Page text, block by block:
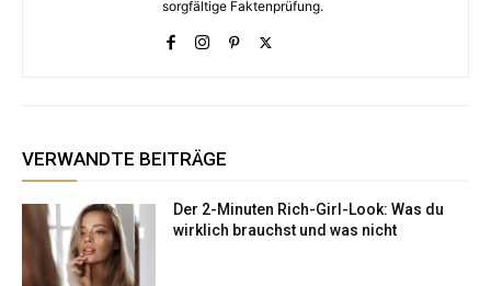
sorgfältige Faktenprüfung.
VERWANDTE BEITRÄGE
Der 2-Minuten Rich-Girl-Look: Was du
wirklich brauchst und was nicht